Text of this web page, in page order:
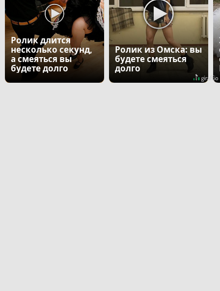
Ролик длится
несколько секунд,
а смеяться вы
будете долго
Ролик из Омска: вы
будете смеяться
долго